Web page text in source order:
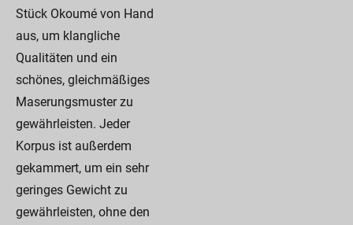
Stück Okoumé von Hand
aus, um klangliche
Qualitäten und ein
schönes, gleichmäßiges
Maserungsmuster zu
gewährleisten. Jeder
Korpus ist außerdem
gekammert, um ein sehr
geringes Gewicht zu
gewährleisten, ohne den